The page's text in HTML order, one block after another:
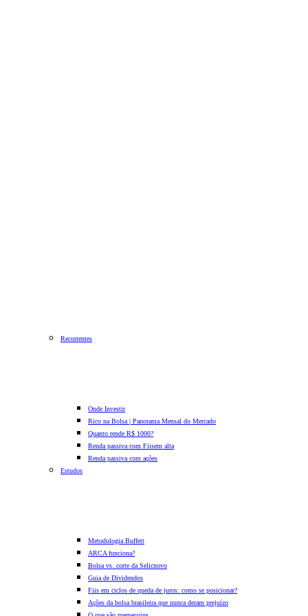
Recorrentes
Onde Investir
Rico na Bolsa | Panorama Mensal do Mercado
Quanto rende R$ 1000?
Renda passiva com Fiisem alta
Renda passiva com ações
Estudos
Metodologia Buffett
ARCA funciona?
Bolsa vs. corte da Selicnovo
Guia de Dividendos
Fiis em ciclos de queda de juros: como se posicionar?
Ações da bolsa brasileira que nunca deram prejuízo